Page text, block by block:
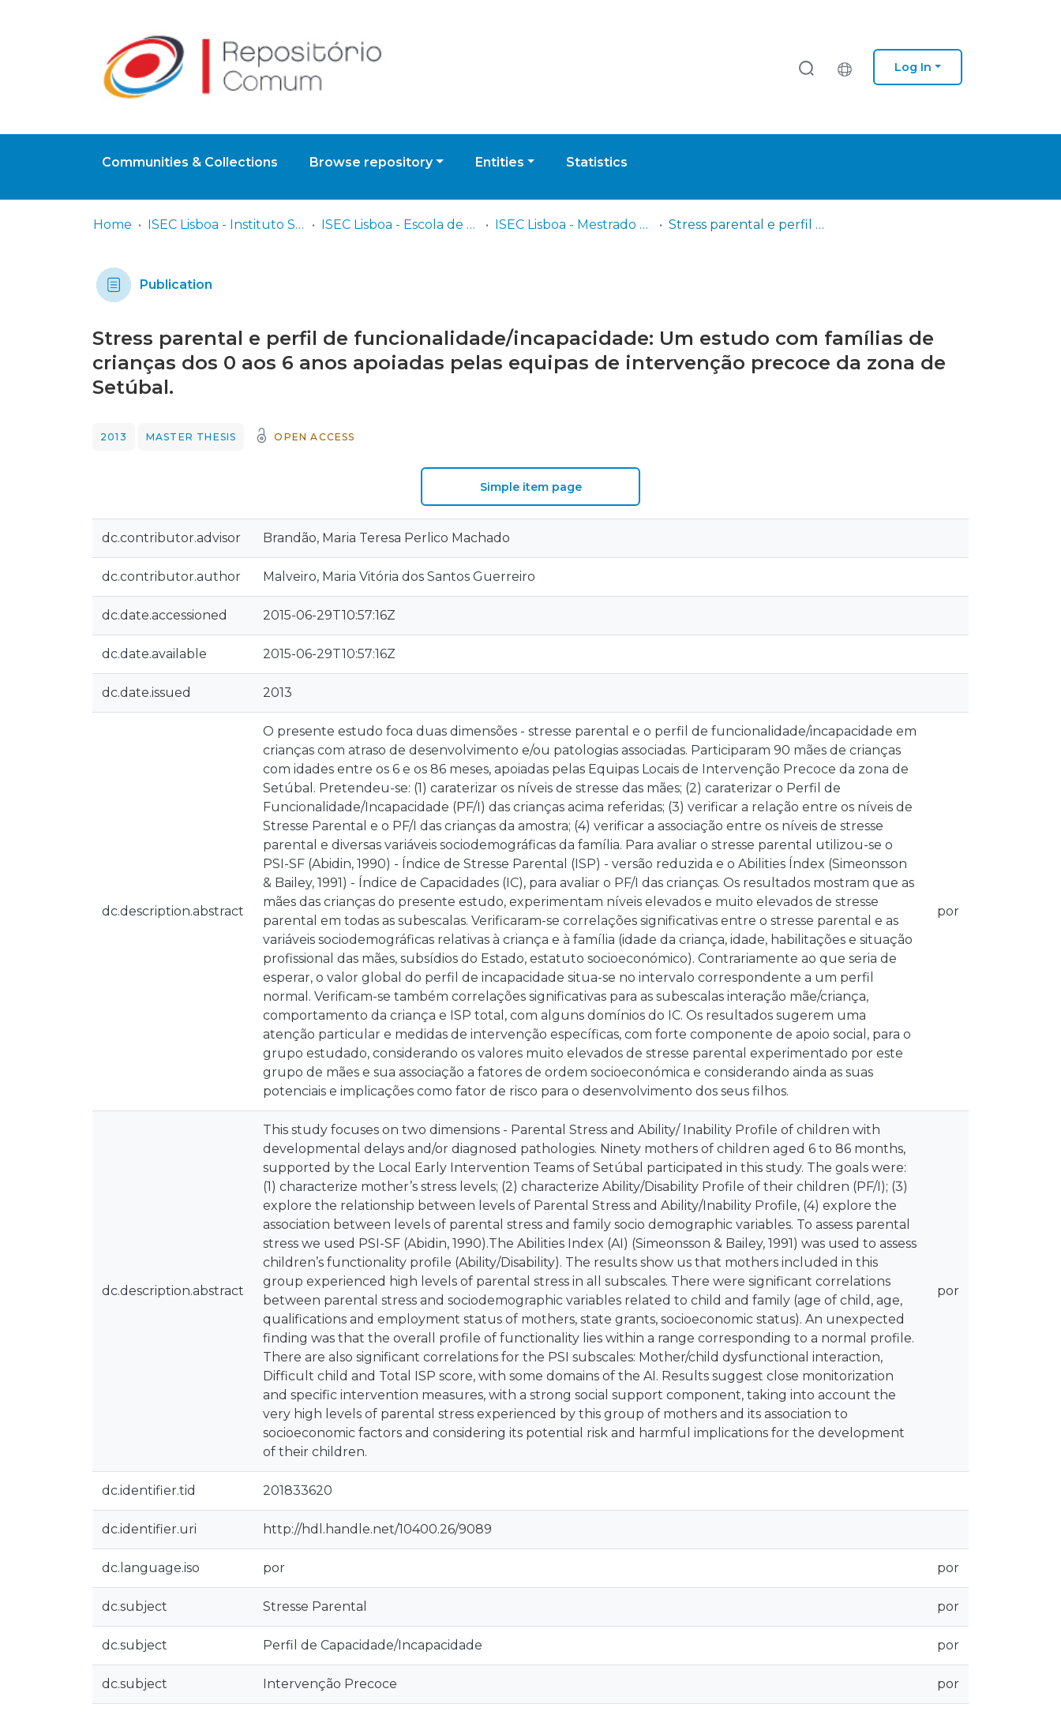
Log In
Communities & Collections Browse repository Entities Statistics
Home ISEC Lisboa - Instituto Superior de Educação e Ciências ISEC Lisboa - Escola de Educação e Desenvolvimento Humano ISEC Lisboa - Mestrado em Intervenção Precoce Stress parental e perfil de funcionalidade/incapacidade: Um estudo com famílias de crianças dos 0 aos 6 anos apoiadas pelas equipas de intervenção precoce da zona de Setúbal.
Publication
Stress parental e perfil de funcionalidade/incapacidade: Um estudo com famílias de
crianças dos 0 aos 6 anos apoiadas pelas equipas de intervenção precoce da zona de
Setúbal.
2013 MASTER THESIS OPEN ACCESS
Simple item page
dc.contributor.advisor Brandão, Maria Teresa Perlico Machado
dc.contributor.author Malveiro, Maria Vitória dos Santos Guerreiro
dc.date.accessioned 2015-06-29T10:57:16Z
dc.date.available 2015-06-29T10:57:16Z
dc.date.issued 2013
dc.description.abstract
O presente estudo foca duas dimensões - stresse parental e o perfil de funcionalidade/incapacidade em
crianças com atraso de desenvolvimento e/ou patologias associadas. Participaram 90 mães de crianças
com idades entre os 6 e os 86 meses, apoiadas pelas Equipas Locais de Intervenção Precoce da zona de
Setúbal. Pretendeu-se: (1) caraterizar os níveis de stresse das mães; (2) caraterizar o Perfil de
Funcionalidade/Incapacidade (PF/I) das crianças acima referidas; (3) verificar a relação entre os níveis de
Stresse Parental e o PF/I das crianças da amostra; (4) verificar a associação entre os níveis de stresse
parental e diversas variáveis sociodemográficas da família. Para avaliar o stresse parental utilizou-se o
PSI-SF (Abidin, 1990) - Índice de Stresse Parental (ISP) - versão reduzida e o Abilities Índex (Simeonsson
& Bailey, 1991) - Índice de Capacidades (IC), para avaliar o PF/I das crianças. Os resultados mostram que as
mães das crianças do presente estudo, experimentam níveis elevados e muito elevados de stresse
parental em todas as subescalas. Verificaram-se correlações significativas entre o stresse parental e as
variáveis sociodemográficas relativas à criança e à família (idade da criança, idade, habilitações e situação
profissional das mães, subsídios do Estado, estatuto socioeconómico). Contrariamente ao que seria de
esperar, o valor global do perfil de incapacidade situa-se no intervalo correspondente a um perfil
normal. Verificam-se também correlações significativas para as subescalas interação mãe/criança,
comportamento da criança e ISP total, com alguns domínios do IC. Os resultados sugerem uma
atenção particular e medidas de intervenção específicas, com forte componente de apoio social, para o
grupo estudado, considerando os valores muito elevados de stresse parental experimentado por este
grupo de mães e sua associação a fatores de ordem socioeconómica e considerando ainda as suas
potenciais e implicações como fator de risco para o desenvolvimento dos seus filhos.
por
dc.description.abstract
This study focuses on two dimensions - Parental Stress and Ability/ Inability Profile of children with
developmental delays and/or diagnosed pathologies. Ninety mothers of children aged 6 to 86 months,
supported by the Local Early Intervention Teams of Setúbal participated in this study. The goals were:
(1) characterize mother’s stress levels; (2) characterize Ability/Disability Profile of their children (PF/I); (3)
explore the relationship between levels of Parental Stress and Ability/Inability Profile, (4) explore the
association between levels of parental stress and family socio demographic variables. To assess parental
stress we used PSI-SF (Abidin, 1990).The Abilities Index (AI) (Simeonsson & Bailey, 1991) was used to assess
children’s functionality profile (Ability/Disability). The results show us that mothers included in this
group experienced high levels of parental stress in all subscales. There were significant correlations
between parental stress and sociodemographic variables related to child and family (age of child, age,
qualifications and employment status of mothers, state grants, socioeconomic status). An unexpected
finding was that the overall profile of functionality lies within a range corresponding to a normal profile.
There are also significant correlations for the PSI subscales: Mother/child dysfunctional interaction,
Difficult child and Total ISP score, with some domains of the AI. Results suggest close monitorization
and specific intervention measures, with a strong social support component, taking into account the
very high levels of parental stress experienced by this group of mothers and its association to
socioeconomic factors and considering its potential risk and harmful implications for the development
of their children.
por
dc.identifier.tid 201833620
dc.identifier.uri http://hdl.handle.net/10400.26/9089
dc.language.iso por por
dc.subject Stresse Parental por
dc.subject Perfil de Capacidade/Incapacidade por
dc.subject Intervenção Precoce por